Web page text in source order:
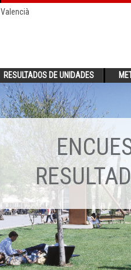
Valencià
RESULTADOS DE UNIDADES